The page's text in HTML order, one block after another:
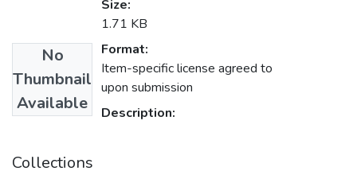
No
Thumbnail
Available
Size:
1.71 KB
Format:
Item-specific license agreed to
upon submission
Description:
Collections